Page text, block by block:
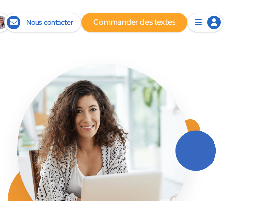
Nous contacter Commander des textes